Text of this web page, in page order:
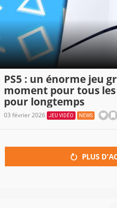
PS5 : un énorme jeu
moment pour tous
pour longtemps
03 février 2026 JEU VIDÉO NEWS
PLUS